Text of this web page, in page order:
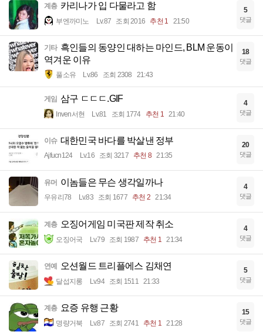
계층 카리나가 입 다물라고 함
부엔까미노 Lv.87 조회 2016 추천 1 21:50
5
댓글
기타 흑인들의 동양인 대하는 마인드, BLM 운동이
역겨운 이유
풀소유 Lv.86 조회 2308 21:43
18
댓글
게임 삼구 ㄷㄷㄷ.GIF
Inven서현 Lv.81 조회 1774 추천 1 21:40
4
댓글
이슈 대한민국 바다를 박살낸 정부
Ajfucn124 Lv.16 조회 3217 추천 8 21:35
20
댓글
유머 이놈들은 무슨 생각일까나
우유리78 Lv.83 조회 1677 추천 2 21:34
4
댓글
계층 오징어게임 미국판 제작 취소
오징어국 Lv.79 조회 1987 추천 1 21:34
4
댓글
연예 오션월드 트리플에스 김채연
달섭지롱 Lv.94 조회 1511 21:33
5
댓글
계층 요증 유행 근황
명량거북 Lv.87 조회 2741 추천 1 21:28
15
댓글